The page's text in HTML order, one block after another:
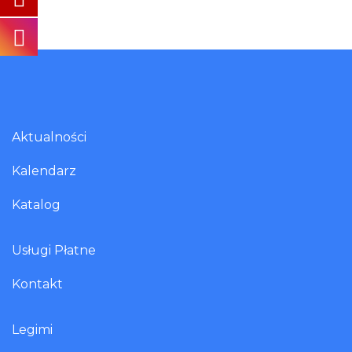
Aktualności
Kalendarz
Katalog
Usługi Płatne
Kontakt
Legimi